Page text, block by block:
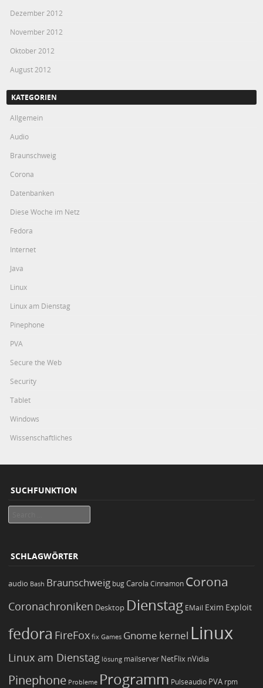
Dezember 2012
November 2012
Oktober 2012
August 2012
KATEGORIEN
Allgemein
Audio
Braunschweig
Corona
Datenbanken
Diese Woche im Netz
Fedora
Internet
Java
Linux
Linux am Dienstag
Pinephone
PVA
Secure the Web
Security
Tablet
Windows
Wissenschaftliches
SUCHFUNKTION
SCHLAGWÖRTER
audio Bash Braunschweig bugCarola Cinnamon Corona
Coronachroniken Desktop Dienstag EMail Exim Exploit
fedora FireFox fix Games Gnome kernel Linux
Linux am Dienstag lösung mailserver NetFlix nVidia
Pinephone Probleme Programm Pulseaudio PVA rpm